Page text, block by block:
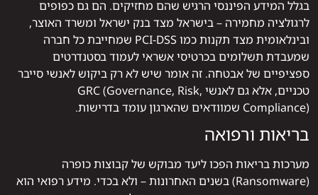
בגלל המידע הפיננסי הרגיש שהם מחזיקים. הם גם כפופים
לרגולציה מחמירה – בישראל מצד בנק ישראל ומשרד האוצר,
ובינלאומית מצד תקנות כמו PCI-DSS שמחייבת כל חברה
שמעבדת תשלומים בכרטיסי אשראי לעמוד בסטנדרטים
ספציפיים של אבטחה. זה אומר שיש לא רק ביקוש לאנשי סייבר
טכניים, אלא גם לאנשי GRC (Governance, Risk,
Compliance) שמוודאים שהארגון עומד בדרישות.
בריאות ורפואה
מערכות בריאות הפכו ליעד מבוקש של קבוצות כופרה
(Ransomware) בשנים האחרונות – ולא בכדי. מידע רפואי הוא